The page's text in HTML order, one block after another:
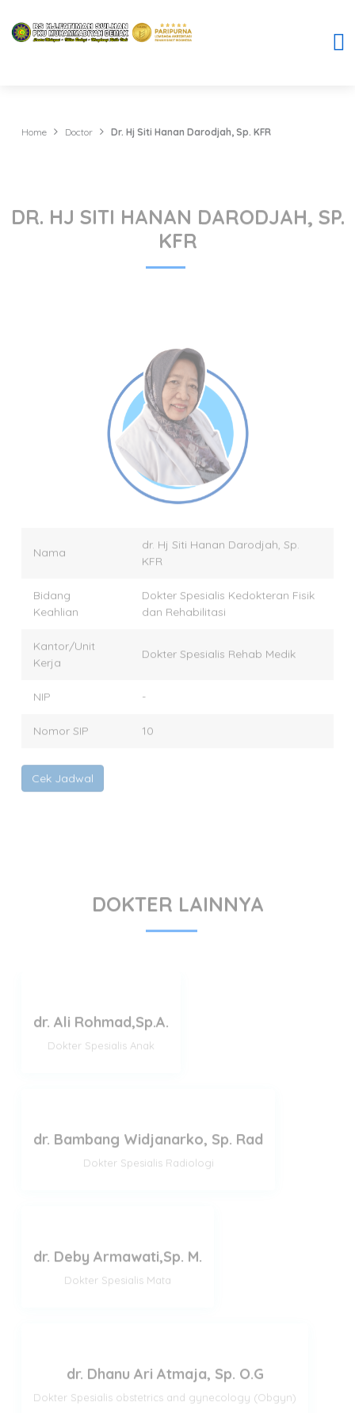
Home Doctor Dr. Hj Siti Hanan Darodjah, Sp. KFR
KFR
Dokter Spesialis Kedokteran Fisik
Kantor/Unit
NIP
Nomor SIP 10
Dokter Spesialis Anak
Dokter Spesialis Radiologi
Dokter Spesialis Mata
Dokter Spesialis obstetrics and gynecology (Obgyn)